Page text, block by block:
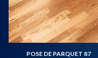
POSE DE PARQUET 87